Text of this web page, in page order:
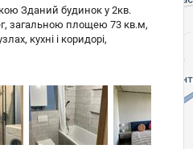
Зданий будинок у 2кв.
загальною площею 73 кв.м,
кухні і коридорі,
газu002Fелектрика,
Техніка: —
піч — посудомийна машина.
24u002F7, встановлені
магазин. Охайний під їзд,
локація.